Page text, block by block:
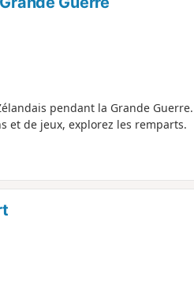
pendant la Grande Guerre.
et de jeux, explorez les remparts.